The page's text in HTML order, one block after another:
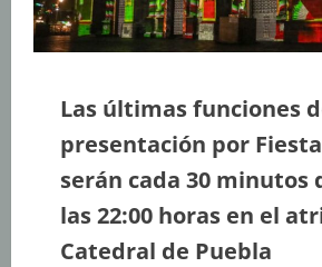
Las últimas funciones
presentación por
serán cada 30 minutos
las 22:00 horas en el
Catedral de Puebla